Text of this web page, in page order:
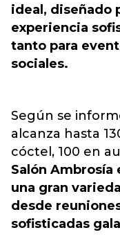
ideal, diseñado
experiencia
tanto para
sociales.
Según se
alcanza hasta
cóctel, 100 en
Salón Ambrosía
una gran
desde
sofisticadas